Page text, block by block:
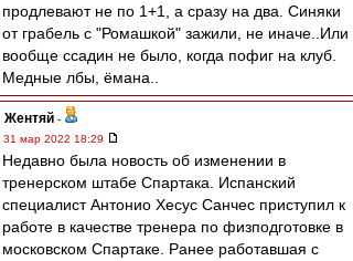
продлевают не по 1+1, а сразу на два. Синяки
от грабель с "Ромашкой" зажили, не иначе..Или
вообще ссадин не было, когда пофиг на клуб.
Медные лбы, ёмана..
Жентяй -
31 мар 2022 18:29
Недавно была новость об изменении в
тренерском штабе Спартака. Испанский
специалист Антонио Хесус Санчес приступил к
работе в качестве тренера по физподготовке в
московском Спартаке. Ранее работавшая с